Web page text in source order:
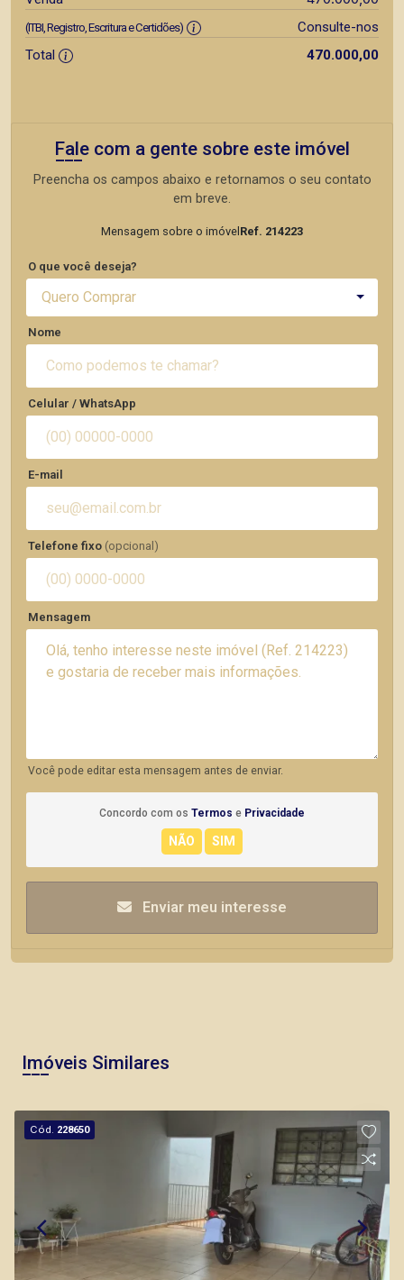
(ITBI, Registro, Escritura e Certidões)
Consulte-nos
Total
470.000,00
Fale com a gente sobre este imóvel
Preencha os campos abaixo e retornamos o seu contato
em breve.
Mensagem sobre o imóvel Ref. 214223
O que você deseja?
Quero Comprar
Nome
Celular / WhatsApp
E-mail
Telefone fixo (opcional)
Mensagem
Você pode editar esta mensagem antes de enviar.
Concordo com os Termos e Privacidade
Enviar meu interesse
Imóveis Similares
Cód. 228650